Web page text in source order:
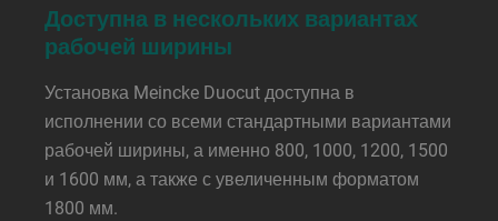
Доступна в нескольких вариантах
рабочей ширины
Установка Meincke Duocut доступна в
исполнении со всеми стандартными вариантами
рабочей ширины, а именно 800, 1000, 1200, 1500
и 1600 мм, а также с увеличенным форматом
1800 мм.